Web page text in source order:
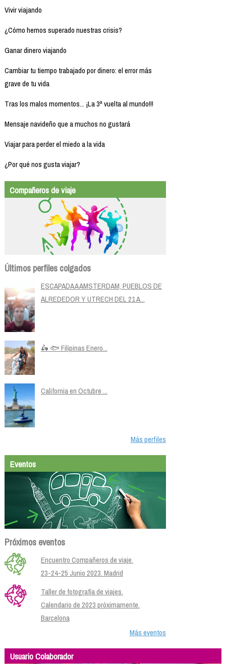
Vivir viajando
¿Cómo hemos superado nuestras crisis?
Ganar dinero viajando
Cambiar tu tiempo trabajado por dinero: el error más
grave de tu vida
Tras los malos momentos... ¡La 3ª vuelta al mundo!!!
Mensaje navideño que a muchos no gustará
Viajar para perder el miedo a la vida
¿Por qué nos gusta viajar?
Compañeros de viaje
Últimos perfiles colgados
ESCAPADA A AMSTERDAM, PUEBLOS DE
ALREDEDOR Y UTRECH DEL 21 A...
🛵 🐟 Filipinas Enero...
California en Octubre ...
Más perfiles
Eventos
Próximos eventos
Encuentro Compañeros de viaje.
23-24-25 Junio 2023. Madrid
Taller de fotografía de viajes.
Calendario de 2023 próximamente.
Barcelona
Más eventos
Usuario Colaborador